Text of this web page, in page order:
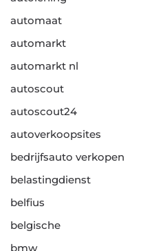
automaat
automarkt
automarkt nl
autoscout
autoscout24
autoverkoopsites
bedrijfsauto verkopen
belastingdienst
belfius
belgische
bmw